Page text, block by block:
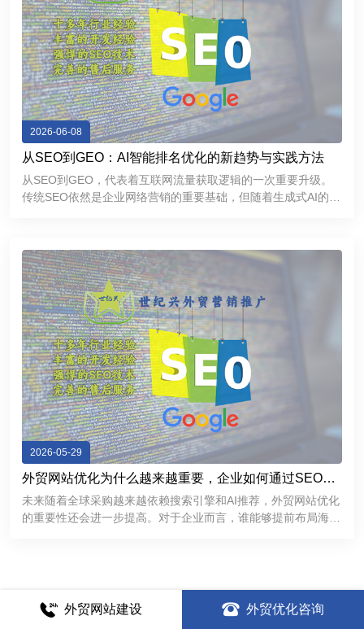
2026-06-08
从SEO到GEO：AI智能排名优化的新趋势与实践方法
从SEO到GEO，代表着互联网流量获取逻辑的一次重要升级。
传统SEO依然是企业网络营销的重要基础，但随着生成式AI的普
2026-05-29
外贸网站优化为什么越来越重要，企业如何通过SEO获
取海外精准客户
未来随着全球采购越来越依赖搜索引擎和AI推荐，外贸网站优化
的重要性还会进一步提高。对于企业而言，谁能够提前布局海外
外贸网站建设 外贸优化咨询